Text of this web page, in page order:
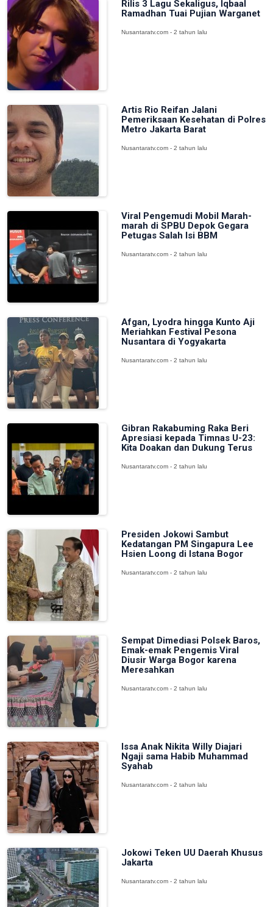
Rilis 3 Lagu Sekaligus, Iqbaal
Ramadhan Tuai Pujian Warganet
Nusantaratv.com - 2 tahun lalu
Artis Rio Reifan Jalani
Pemeriksaan Kesehatan di Polres
Metro Jakarta Barat
Nusantaratv.com - 2 tahun lalu
Viral Pengemudi Mobil Marah-
marah di SPBU Depok Gegara
Petugas Salah Isi BBM
Nusantaratv.com - 2 tahun lalu
Afgan, Lyodra hingga Kunto Aji
Meriahkan Festival Pesona
Nusantara di Yogyakarta
Nusantaratv.com - 2 tahun lalu
Gibran Rakabuming Raka Beri
Apresiasi kepada Timnas U-23:
Kita Doakan dan Dukung Terus
Nusantaratv.com - 2 tahun lalu
Presiden Jokowi Sambut
Kedatangan PM Singapura Lee
Hsien Loong di Istana Bogor
Nusantaratv.com - 2 tahun lalu
Sempat Dimediasi Polsek Baros,
Emak-emak Pengemis Viral
Diusir Warga Bogor karena
Meresahkan
Nusantaratv.com - 2 tahun lalu
Issa Anak Nikita Willy Diajari
Ngaji sama Habib Muhammad
Syahab
Nusantaratv.com - 2 tahun lalu
Jokowi Teken UU Daerah Khusus
Jakarta
Nusantaratv.com - 2 tahun lalu